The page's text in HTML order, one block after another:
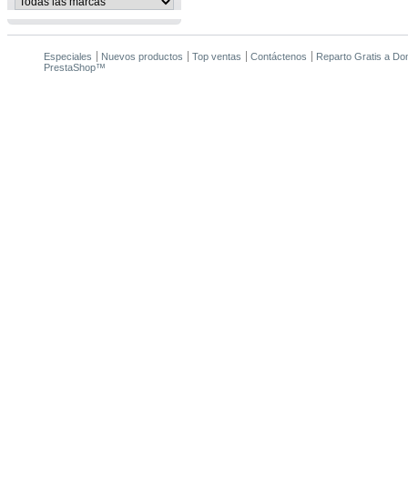
Especiales Nuevos productos Top ventas Contáctenos
Reparto Gratis a
PrestaShop™